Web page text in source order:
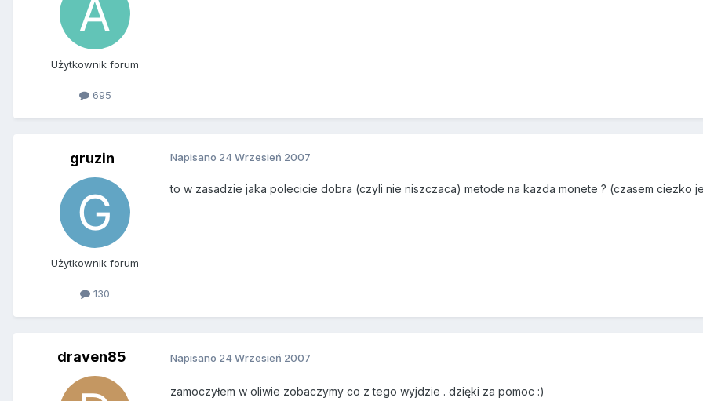
Użytkownik forum
695
gruzin
Użytkownik forum
130
Napisano 24 Wrzesień 2007
to w zasadzie jaka polecicie dobra (czyli nie niszczaca) metode na kazda monete ? (czasem ciezko
draven85 Napisano 24 Wrzesień 2007
zamoczyłem w oliwie zobaczymy co z tego wyjdzie . dzięki za pomoc :)